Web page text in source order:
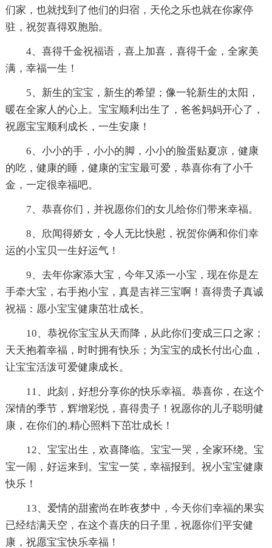
们家，也就找到了他们的归宿，天伦之乐也就在你家停
驻，祝贺喜得双胞胎。
4、喜得千金祝福语，喜上加喜，喜得千金，全家美
满，幸福一生！
5、新生的宝宝，新生的希望；像一轮新生的太阳，
暖在全家人的心上。宝宝顺利出生了，爸爸妈妈开心了，
祝愿宝宝顺利成长，一生安康！
6、小小的手，小小的脚，小小的脸蛋贴夏凉，健康
的吃，健康的睡，健康的宝宝最可爱，恭喜你有了小千
金，一定很幸福吧。
7、恭喜你们，并祝愿你们的女儿给你们带来幸福。
8、欣闻得娇女，令人无比快慰，祝贺你俩和你们幸
运的小宝贝一生好运气！
9、去年你家添大宝，今年又添一小宝，现在你是左
手牵大宝，右手抱小宝，真是吉祥三宝啊！喜得贵子真诚
祝福：愿小宝宝健康茁壮成长。
10、恭祝你宝宝从天而降，从此你们变成三口之家；
天天抱着幸福，时时拥有快乐；为宝宝的成长付出心血，
让宝宝活泼可爱健康成长。
11、此刻，好想分享你的快乐幸福。恭喜你，在这个
深情的季节，辉增彩悦，喜得贵子！祝愿你的儿子聪明健
康，在你们的.精心照料下茁壮成长！
12、宝宝出生，欢喜降临。宝宝一哭，全家环绕。宝
宝一闹，好运来到。宝宝一笑，幸福报到。祝小宝宝健康
快乐！
13、爱情的甜蜜尚在昨夜梦中，今天你们幸福的果实
已经结满天空，在这个喜庆的日子里，祝愿你们平安健
康，祝愿宝宝快乐幸福！